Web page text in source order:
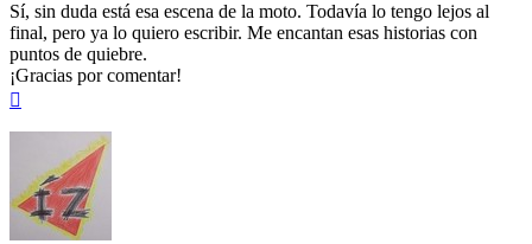
Sí, sin duda está esa escena de la moto. Todavía lo tengo lejos al
final, pero ya lo quiero escribir. Me encantan esas historias con
puntos de quiebre.
¡Gracias por comentar!